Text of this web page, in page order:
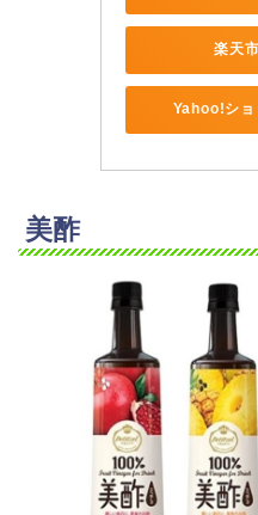
楽天
Yahoo!ショ
美酢